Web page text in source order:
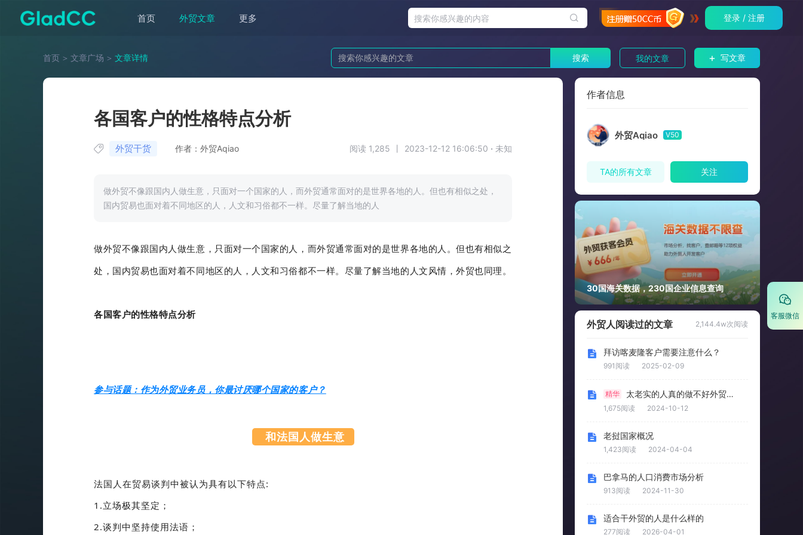
首页 外贸文章 更多 登录 / 注册
客服微信
首页 ＞ 文章广场 ＞ 文章详情 搜索 我的文章 + 写文章
各国客户的性格特点分析
外贸干货 作者：外贸Aqiao 阅读 1,285 丨 2023-12-12 16:06:50 · 未知
做外贸不像跟国内人做生意，只面对一个国家的人，而外贸通常面对的是世界各地的人。但也有相似之处，
国内贸易也面对着不同地区的人，人文和习俗都不一样。尽量了解当地的人
做外贸不像跟国内人做生意，只面对一个国家的人，而外贸通常面对的是世界各地的人。但也有相似之
处，国内贸易也面对着不同地区的人，人文和习俗都不一样。 尽量了解当地的人文风情，外贸也同理。
各国客户的性格特点分析
参与话题：作为外贸业务员，你最讨厌哪个国家的客户？
和法国人做生意
法国人在贸易谈判中被认为具有以下特点:
1.立场极其坚定；
2.谈判中坚持使用法语；
作者信息
外贸Aqiao V50
TA的所有文章 关注
30国海关数据，230国企业信息查询
外贸人阅读过的文章 2,144.4w次阅读
拜访喀麦隆客户需要注意什么？
991阅读 2025-02-09
精华 太老实的人真的做不好外贸…
1,675阅读 2024-10-12
老挝国家概况
1,423阅读 2024-04-04
巴拿马的人口消费市场分析
913阅读 2024-11-30
适合干外贸的人是什么样的
277阅读 2026-04-01